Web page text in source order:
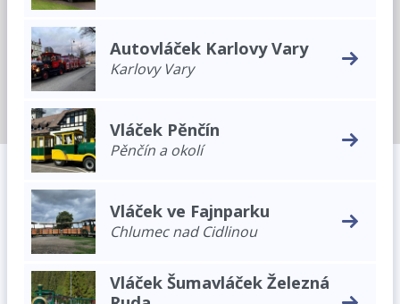
Autovláček Karlovy Vary
Karlovy Vary
Vláček Pěnčín
Pěnčín a okolí
Vláček ve Fajnparku
Chlumec nad Cidlinou
Vláček Šumavláček Železná